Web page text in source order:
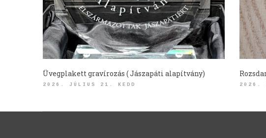
Üvegplakett gravírozás ( Jászapáti alapítvány)
2026. JÚLIUS 21. KEDD 2026.